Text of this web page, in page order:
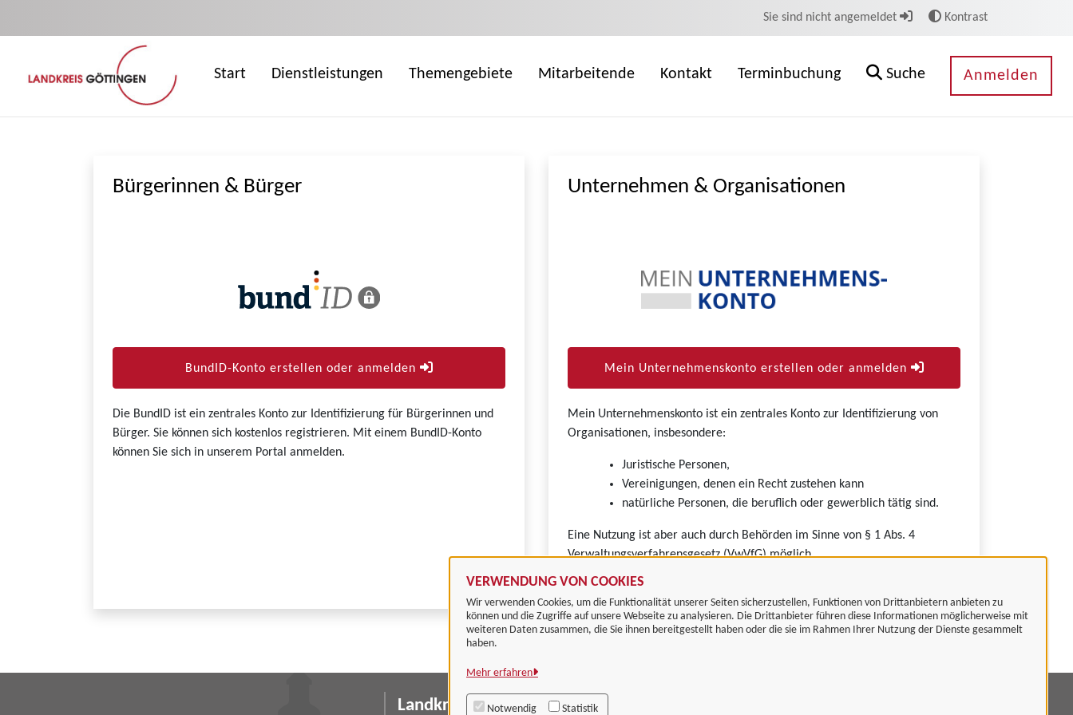
VERWENDUNG VON COOKIES
Wir verwenden Cookies, um die Funktionalität unserer Seiten sicherzustellen, Funktionen von Drittanbietern anbieten zu
können und die Zugriffe auf unsere Webseite zu analysieren. Die Drittanbieter führen diese Informationen möglicherweise mit
weiteren Daten zusammen, die Sie ihnen bereitgestellt haben oder die sie im Rahmen Ihrer Nutzung der Dienste gesammelt
haben.
Mehr erfahren
Notwendig Statistik
Sie sind nicht angemeldet Kontrast
Start Dienstleistungen Themengebiete Mitarbeitende Kontakt Terminbuchung Suche Anmelden
Bürgerinnen & Bürger
BundID-Konto erstellen oder anmelden
Die BundID ist ein zentrales Konto zur Identifizierung für Bürgerinnen und
Bürger. Sie können sich kostenlos registrieren. Mit einem BundID-Konto
können Sie sich in unserem Portal anmelden.
Unternehmen & Organisationen
Mein Unternehmenskonto erstellen oder anmelden
Mein Unternehmenskonto ist ein zentrales Konto zur Identifizierung von
Organisationen, insbesondere:
Juristische Personen,
Vereinigungen, denen ein Recht zustehen kann
natürliche Personen, die beruflich oder gewerblich tätig sind.
Eine Nutzung ist aber auch durch Behörden im Sinne von § 1 Abs. 4
Verwaltungsverfahrensgesetz (VwVfG) möglich.
Landkreis Göttingen